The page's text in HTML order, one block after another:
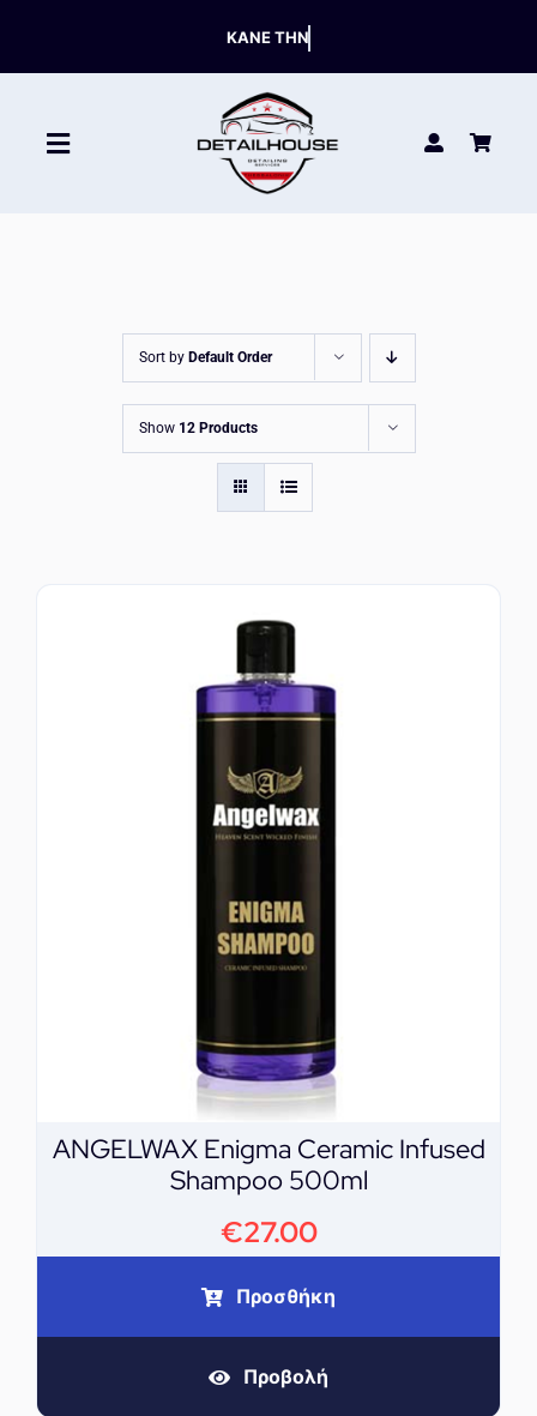
content
Toggle
ΑΞΕΣΟΥΑΡ
HOT OFFERS
Sort by Default Order
Show 12 Products
ANGELWAX Enigma Ceramic Infused
Shampoo 500ml
€27.00
Προσθήκη
Προβολή